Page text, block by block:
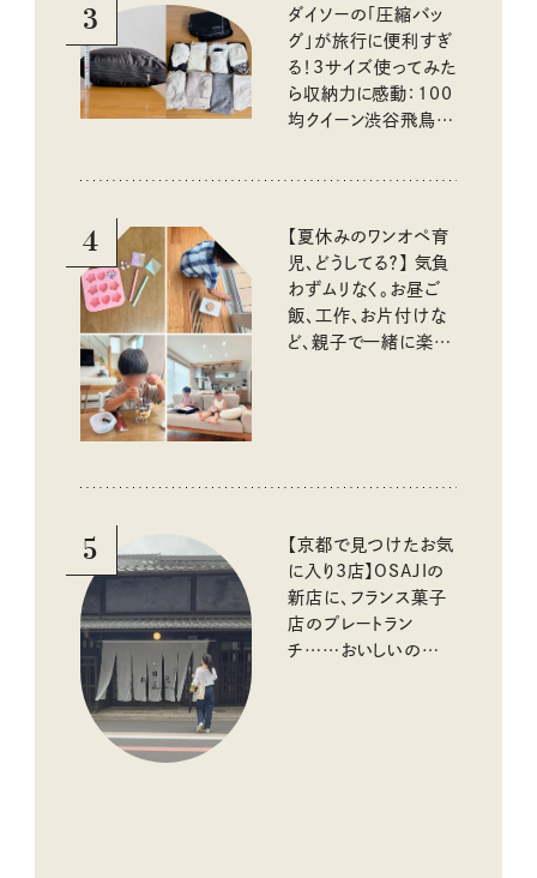
3
ダイソーの「圧縮バッ
グ」が旅行に便利すぎ
る！3サイズ使ってみた
ら収納力に感動：100
均クイーン渋谷飛鳥の
4
【夏休みのワンオペ育
児、どうしてる？】 気負
わずムリなく。お昼ご
飯、工作、お片付けな
ど、親子で一緒に楽し
5
【京都で見つけたお気
に入り3店】OSAJIの
新店に、フランス菓子
店のプレートラン
チ……おいしいのんび